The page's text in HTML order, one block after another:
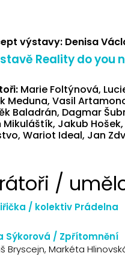
výstavy: Denisa
Reality do you
Marie Foltýnová,
Meduna, Vasil
Baladrán, Dagmar
Mikuláštík, Jakub
Wariot Ideal, Jan
/
/ kolektiv Prádelna
Sýkorová / Zpřítomnění
Bryscejn, Markéta